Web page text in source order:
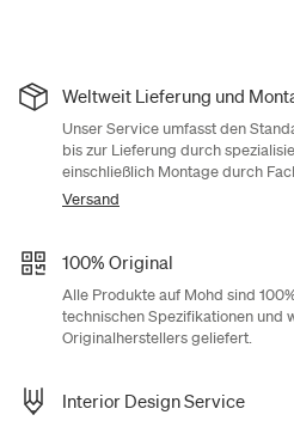
Weltweit Lieferung und
Unser Service umfasst den
bis zur Lieferung durch
einschließlich Montage durch
Versand
100% Original
Alle Produkte auf Mohd sind
technischen Spezifikationen und
Originalherstellers geliefert.
Interior Design Service